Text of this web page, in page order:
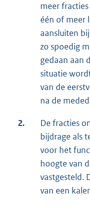
meer
één of meer
aansluiten
zo spoedig
gedaan aan
situatie
van de
na de
2.
De fracties
bijdrage als
voor het
hoogte van
vastgesteld.
van een